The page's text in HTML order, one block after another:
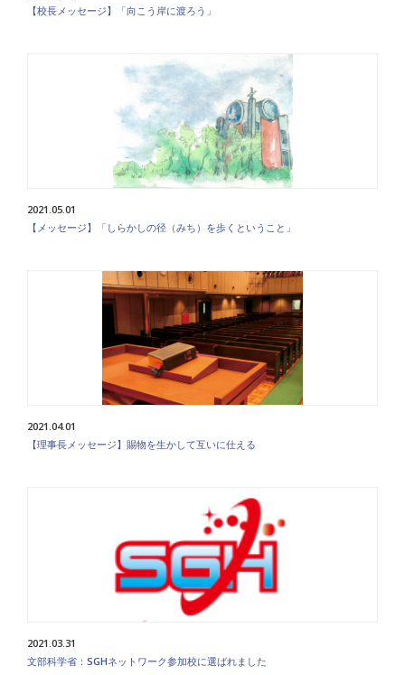
【校長メッセージ】「向こう岸に渡ろう」
2021.05.01
【メッセージ】「しらかしの径（みち）を歩くということ」
2021.04.01
【理事長メッセージ】賜物を生かして互いに仕える
2021.03.31
文部科学省：SGHネットワーク参加校に選ばれました